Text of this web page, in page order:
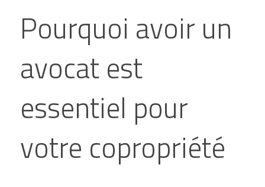
Contact
Pourquoi avoir un
avocat est
essentiel pour
votre copropriété